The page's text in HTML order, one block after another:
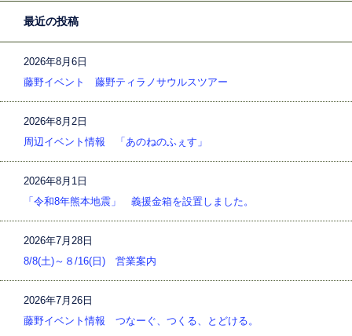
最近の投稿
2026年8月6日
藤野イベント 藤野ティラノサウルスツアー
2026年8月2日
周辺イベント情報 「あのねのふぇす」
2026年8月1日
「令和8年熊本地震」 義援金箱を設置しました。
2026年7月28日
8/8(土)～８/16(日) 営業案内
2026年7月26日
藤野イベント情報 つなーぐ、つくる、とどける。